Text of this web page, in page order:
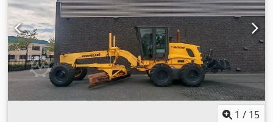
1 / 15